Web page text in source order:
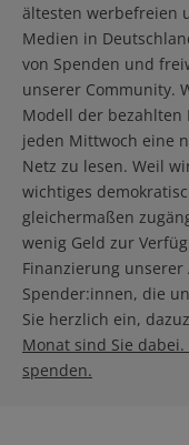
ältesten werbefreien
Medien in
von Spenden und
unserer Community.
Modell der bezahlten
jeden Mittwoch eine
Netz zu lesen. Weil
wichtiges
gleichermaßen
wenig Geld zur
Finanzierung
Spender:innen, die
Sie herzlich ein,
Monat sind Sie
spenden.